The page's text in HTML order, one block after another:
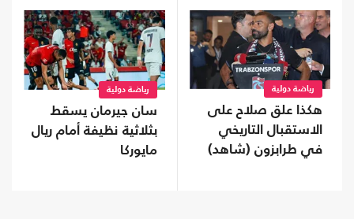
رياضة دولية
هكذا علق صلاح على
الاستقبال التاريخي
في طرابزون (شاهد)
رياضة دولية
سان جيرمان يسقط
بثلاثية نظيفة أمام ريال
مايوركا